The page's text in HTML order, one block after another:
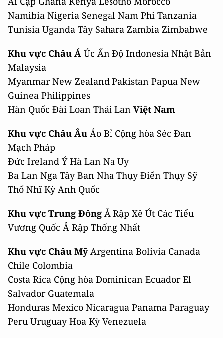
Namibia Nigeria Senegal Nam Phi Tanzania
Tunisia Uganda Tây Sahara Zambia Zimbabwe
Khu vực Châu Á Úc Ấn Độ Indonesia Nhật Bản
Malaysia
Myanmar New Zealand Pakistan Papua New
Guinea Philippines
Hàn Quốc Đài Loan Thái Lan Việt Nam
Khu vực Châu Âu Áo Bỉ Cộng hòa Séc Đan
Mạch Pháp
Đức Ireland Ý Hà Lan Na Uy
Ba Lan Nga Tây Ban Nha Thụy Điển Thụy Sỹ
Thổ Nhĩ Kỳ Anh Quốc
Khu vực Trung Đông Ả Rập Xê Út Các Tiểu
Vương Quốc Ả Rập Thống Nhất
Khu vực Châu MỹArgentina Bolivia Canada
Chile Colombia
Costa Rica Cộng hòa Dominican Ecuador El
Salvador Guatemala
Honduras Mexico Nicaragua Panama Paraguay
Peru Uruguay Hoa Kỳ Venezuela